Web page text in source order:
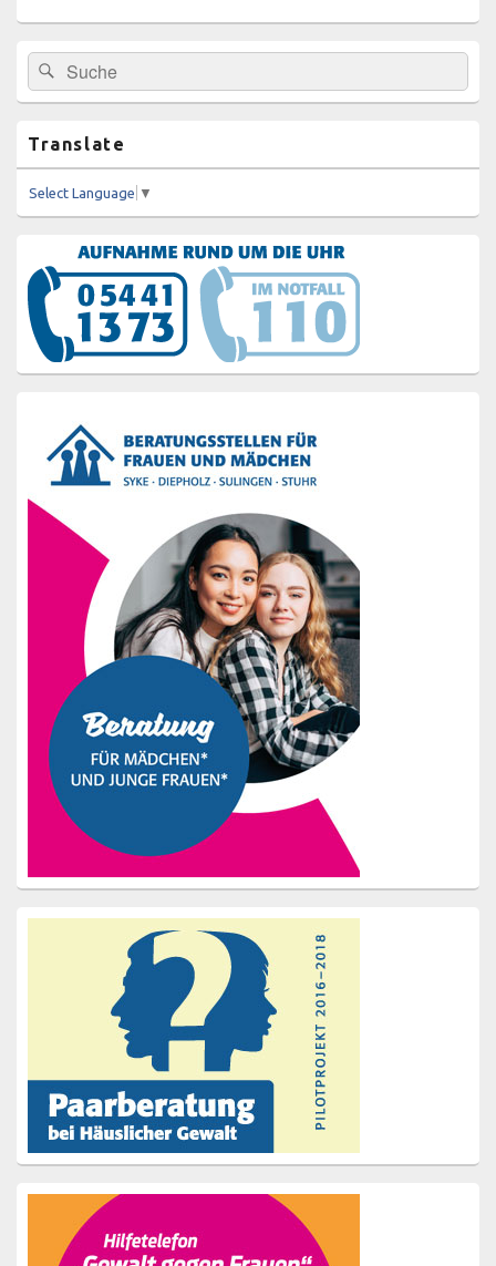
Primärer
Seitenleisten-
Widgetbereich
Suchen
nach:
Suchen
Translate
Select Language ▼